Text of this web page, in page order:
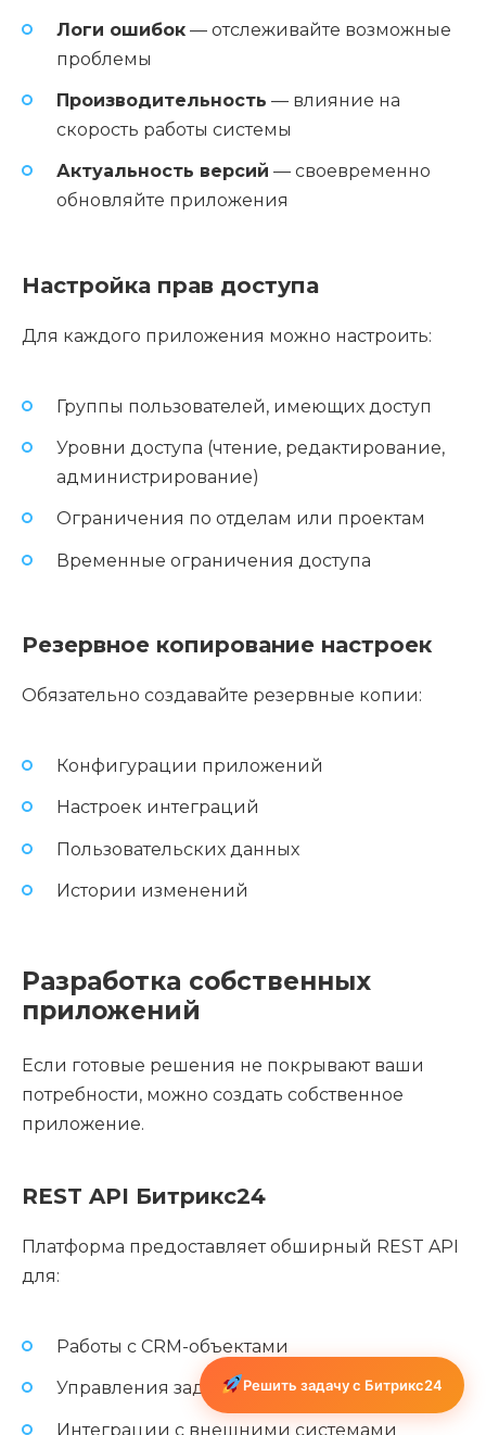
Логи ошибок — отслеживайте возможные
проблемы
Производительность — влияние на
скорость работы системы
Актуальность версий — своевременно
обновляйте приложения
Настройка прав доступа
Для каждого приложения можно настроить:
Группы пользователей, имеющих доступ
Уровни доступа (чтение, редактирование,
администрирование)
Ограничения по отделам или проектам
Временные ограничения доступа
Резервное копирование настроек
Обязательно создавайте резервные копии:
Конфигурации приложений
Настроек интеграций
Пользовательских данных
Истории изменений
Разработка собственных
приложений
Если готовые решения не покрывают ваши
потребности, можно создать собственное
приложение.
REST API Битрикс24
Платформа предоставляет обширный REST API
для:
Работы с CRM-объектами
Управления задачами и проектами
Интеграции с внешними системами
Решить задачу с Битрикс24